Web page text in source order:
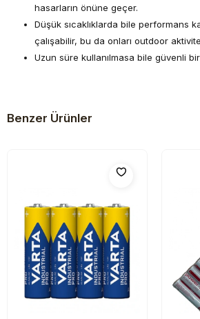
hasarların önüne geçer.
Düşük sıcaklıklarda bile performans
çalışabilir, bu da onları outdoor
Uzun süre kullanılmasa bile güvenli
Benzer Ürünler